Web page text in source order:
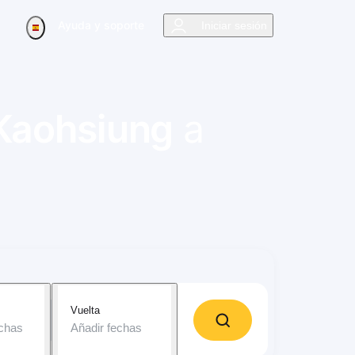
Vuelta
Añadir fechas